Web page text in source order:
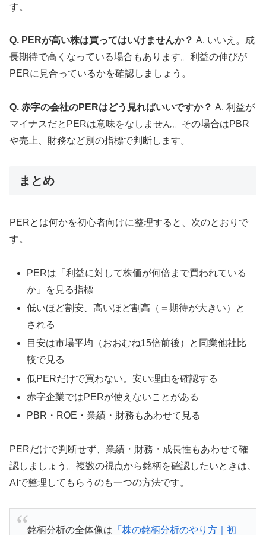
す。
Q. PERが高い株は買ってはいけませんか？ A. いいえ。成
長期待で高くなっている場合もあります。利益の伸びが
PERに見合っているかを確認しましょう。
Q. 赤字の会社のPERはどう見ればいいですか？ A. 利益が
マイナスだとPERは意味をなしません。その場合はPBR
や売上、財務など別の指標で判断します。
まとめ
PERとは何かを初心者向けに整理すると、次のとおりで
す。
PERは「利益に対して株価が何倍まで買われている
か」を見る指標
低いほど割安、高いほど割高（＝期待が大きい）と
される
目安は市場平均（おおむね15倍前後）と同業他社比
較で見る
低PERだけで買わない。安い理由を確認する
赤字企業ではPERが使えないことがある
PBR・ROE・業績・財務もあわせて見る
PERだけで判断せず、業績・財務・成長性もあわせて確
認しましょう。複数の視点から銘柄を確認したいときは、
AIで整理してもらうのも一つの方法です。
銘柄分析の全体像は 「株の銘柄分析のやり方｜初